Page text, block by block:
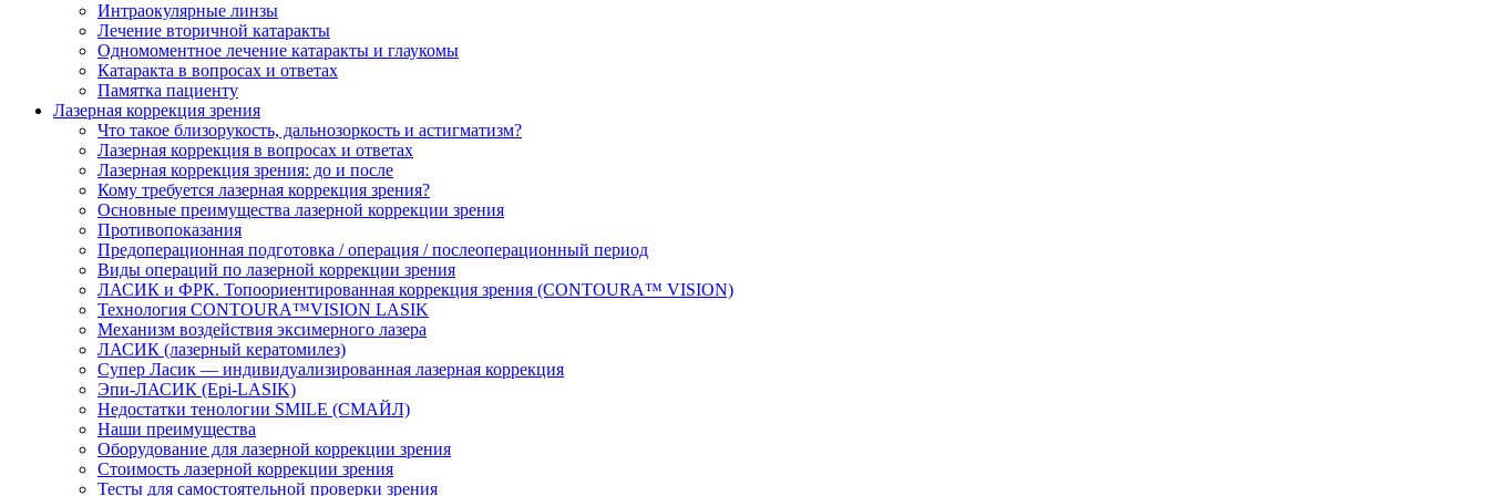
Интраокулярные линзы
Лечение вторичной катаракты
Одномоментное лечение катаракты и глаукомы
Катаракта в вопросах и ответах
Памятка пациенту
Лазерная коррекция зрения
Что такое близорукость, дальнозоркость и астигматизм?
Лазерная коррекция в вопросах и ответах
Лазерная коррекция зрения: до и после
Кому требуется лазерная коррекция зрения?
Основные преимущества лазерной коррекции зрения
Противопоказания
Предоперационная подготовка / операция / послеоперационный период
Виды операций по лазерной коррекции зрения
ЛАСИК и ФРК. Топоориентированная коррекция зрения (CONTOURA™ VISION)
Технология CONTOURA™VISION LASIK
Механизм воздействия эксимерного лазера
ЛАСИК (лазерный кератомилез)
Супер Ласик — индивидуализированная лазерная коррекция
Эпи-ЛАСИК (Epi-LASIK)
Недостатки тенологии SMILE (СМАЙЛ)
Наши преимущества
Оборудование для лазерной коррекции зрения
Стоимость лазерной коррекции зрения
Тесты для самостоятельной проверки зрения